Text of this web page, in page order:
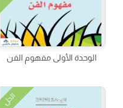
الوحدة الأولى مفهوم الفن
الحل